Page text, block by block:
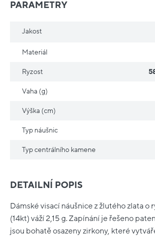
DETAILNÍ POPIS
Dámské visací náušnice z žlutého zlata
(14kt) váží 2,15 g. Zapínání je řešeno
jsou bohatě osazeny zirkony, které
PARAMETRY
Jakost
Materiál
Ryzost
Vaha (g)
Výška (cm)
Typ náušnic
Typ centrálního kamene